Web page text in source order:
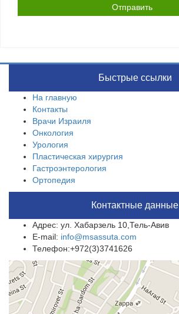
Быстрые ссылки
На главную
Контакты
Врачи Израиля
Онкология
Урология
Пластическая хирургия
Гастроэнтерология
Ортопедия
Контактные данные
Адрес: ул. Хабарзель 10,Тель-Авив
E-mail: info@msassuta.com
Телефон:+972(3)3741626